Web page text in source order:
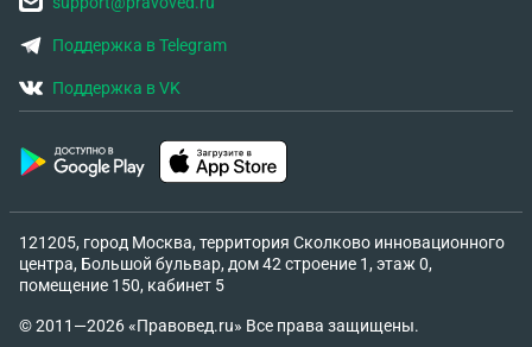
Поддержка в Telegram
Поддержка в VK
121205, город Москва, территория Сколково инновационного
центра, Большой бульвар, дом 42 строение 1, этаж 0,
помещение 150, кабинет 5
© 2011—2026 «Правовед.ru» Все права защищены.